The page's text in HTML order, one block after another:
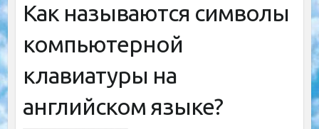
Как называются символы
компьютерной
клавиатуры на
английском языке?